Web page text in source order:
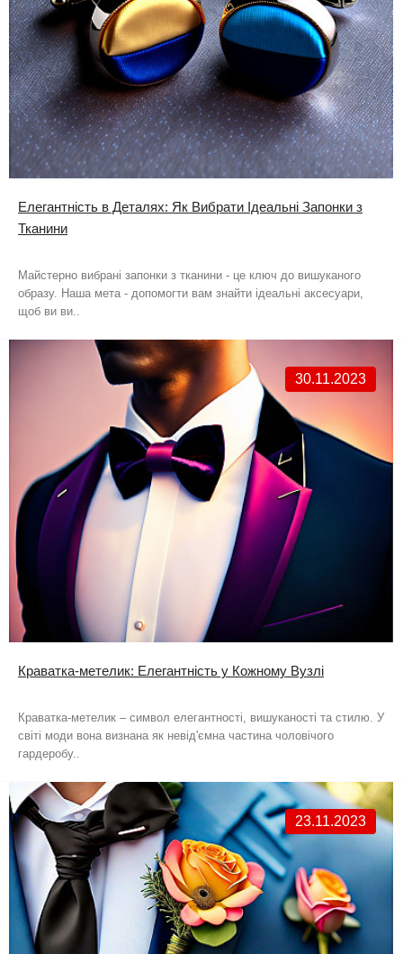
Елегантність в Деталях: Як Вибрати Ідеальні Запонки з
Тканини
Майстерно вибрані запонки з тканини - це ключ до вишуканого
образу. Наша мета - допомогти вам знайти ідеальні аксесуари,
щоб ви ви..
30.11.2023
Краватка-метелик: Елегантність у Кожному Вузлі
Краватка-метелик – символ елегантності, вишуканості та стилю. У
світі моди вона визнана як невід'ємна частина чоловічого
гардеробу..
23.11.2023